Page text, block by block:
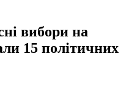
вибори на
15 політичних